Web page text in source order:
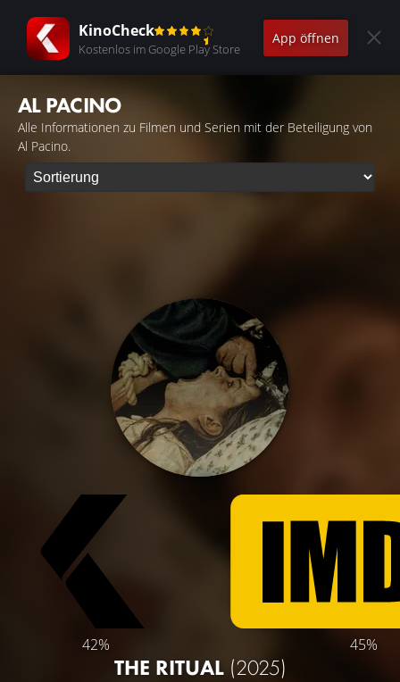
KinoCheck
Kostenlos im Google Play Store
App öffnen
AL PACINO
Alle Informationen zu Filmen und Serien mit der Beteiligung von
Al Pacino.
42% 45%
THE RITUAL (2025)